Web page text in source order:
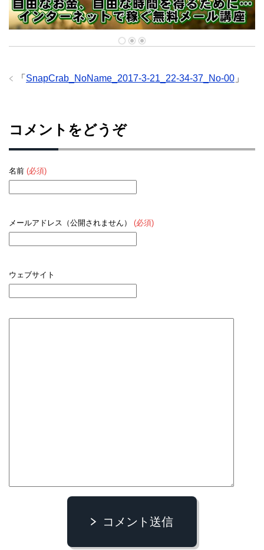
「 SnapCrab_NoName_2017-3-21_22-34-37_No-00 」
コメントをどうぞ
名前 (必須)
メールアドレス（公開されません） (必須)
ウェブサイト
コメント送信